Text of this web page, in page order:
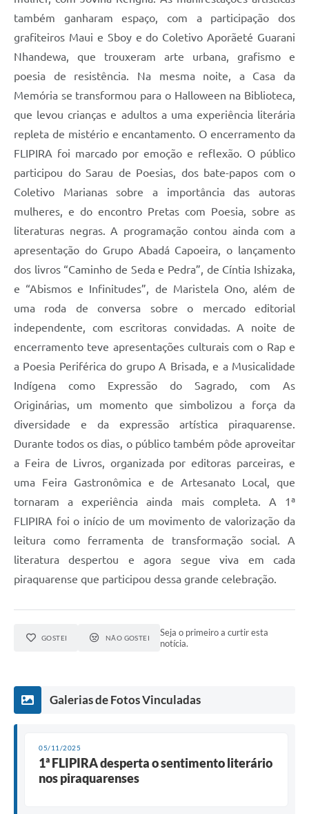
também ganharam espaço, com a participação dos
grafiteiros Maui e Sboy e do Coletivo Aporãeté Guarani
Nhandewa, que trouxeram arte urbana, grafismo e
poesia de resistência. Na mesma noite, a Casa da
Memória se transformou para o Halloween na Biblioteca,
que levou crianças e adultos a uma experiência literária
repleta de mistério e encantamento. O encerramento da
FLIPIRA foi marcado por emoção e reflexão. O público
participou do Sarau de Poesias, dos bate-papos com o
Coletivo Marianas sobre a importância das autoras
mulheres, e do encontro Pretas com Poesia, sobre as
literaturas negras. A programação contou ainda com a
apresentação do Grupo Abadá Capoeira, o lançamento
dos livros “Caminho de Seda e Pedra”, de Cíntia Ishizaka,
e “Abismos e Infinitudes”, de Maristela Ono, além de
uma roda de conversa sobre o mercado editorial
independente, com escritoras convidadas. A noite de
encerramento teve apresentações culturais com o Rap e
a Poesia Periférica do grupo A Brisada, e a Musicalidade
Indígena como Expressão do Sagrado, com As
Originárias, um momento que simbolizou a força da
diversidade e da expressão artística piraquarense.
Durante todos os dias, o público também pôde aproveitar
a Feira de Livros, organizada por editoras parceiras, e
uma Feira Gastronômica e de Artesanato Local, que
tornaram a experiência ainda mais completa. A 1ª
FLIPIRA foi o início de um movimento de valorização da
leitura como ferramenta de transformação social. A
literatura despertou e agora segue viva em cada
piraquarense que participou dessa grande celebração.
GOSTEI NÃO GOSTEI
Seja o primeiro a curtir esta
notícia.
Galerias de Fotos Vinculadas
05/11/2025
1ª FLIPIRA desperta o sentimento literário
nos piraquarenses